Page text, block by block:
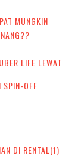
MUNGKIN
LIFE LEWAT
SPIN-OFF
DI RENTAL(1)